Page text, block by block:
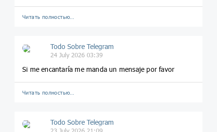
Читать полностью…
Todo Sobre Telegram
24 July 2026 03:39
Si me encantaría me manda un mensaje por favor
Читать полностью…
Todo Sobre Telegram
23 July 2026 21:09